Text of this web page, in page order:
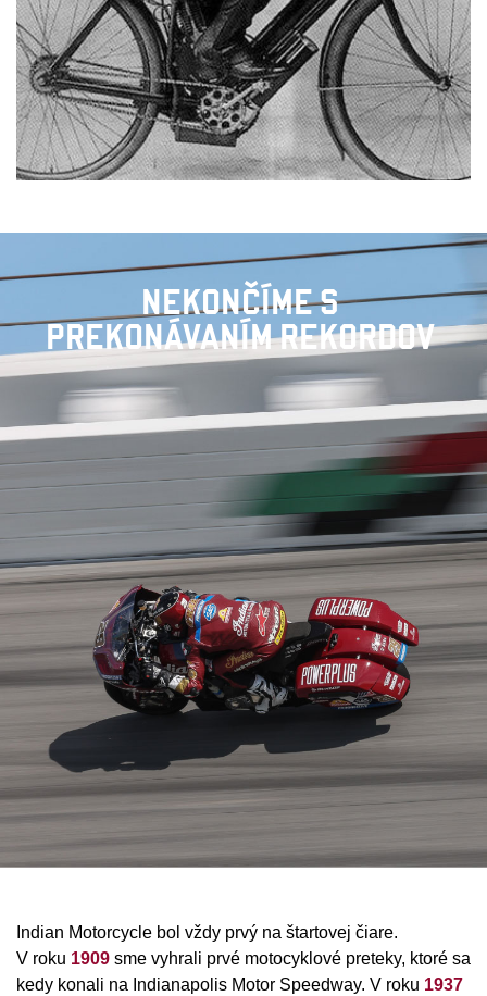
NEKONČÍME S
PREKONÁVANÍM REKORDOV
Indian Motorcycle bol vždy prvý na štartovej čiare.
V roku 1909 sme vyhrali prvé motocyklové preteky, ktoré sa
kedy konali na Indianapolis Motor Speedway. V roku 1937